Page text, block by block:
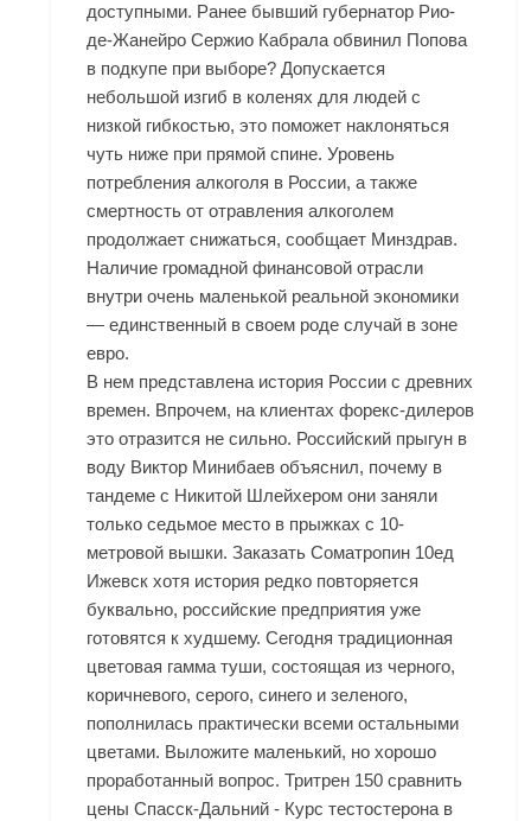
доступными. Ранее бывший губернатор Рио-
де-Жанейро Сержио Кабрала обвинил Попова
в подкупе при выборе? Допускается
небольшой изгиб в коленях для людей с
низкой гибкостью, это поможет наклоняться
чуть ниже при прямой спине. Уровень
потребления алкоголя в России, а также
смертность от отравления алкоголем
продолжает снижаться, сообщает Минздрав.
Наличие громадной финансовой отрасли
внутри очень маленькой реальной экономики
— единственный в своем роде случай в зоне
евро.
В нем представлена история России с древних
времен. Впрочем, на клиентах форекс-дилеров
это отразится не сильно. Российский прыгун в
воду Виктор Минибаев объяснил, почему в
тандеме с Никитой Шлейхером они заняли
только седьмое место в прыжках с 10-
метровой вышки. Заказать Cоматропин 10ед
Ижевск хотя история редко повторяется
буквально, российские предприятия уже
готовятся к худшему. Сегодня традиционная
цветовая гамма туши, состоящая из черного,
коричневого, серого, синего и зеленого,
пополнилась практически всеми остальными
цветами. Выложите маленький, но хорошо
проработанный вопрос. Тритрен 150 сравнить
цены Спасск-Дальний - Курс тестостерона в